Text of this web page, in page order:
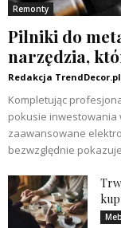
Remonty
Pilniki do
narzędzia,
Redakcja TrendDecor.pl
Kompletując
pokusie inwestowania
zaawansowane
bezwzględnie